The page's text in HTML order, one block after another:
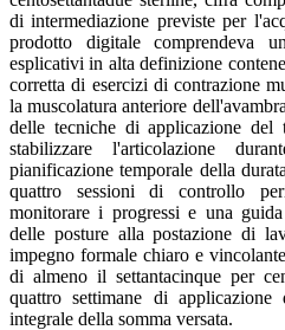
di intermediazione previste per
prodotto digitale comprendeva
esplicativi in alta definizione
corretta di esercizi di contrazione
la muscolatura anteriore
delle tecniche di applicazione
stabilizzare l'articolazione
pianificazione temporale della
quattro sessioni di controllo
monitorare i progressi e una
delle posture alla postazione di
impegno formale chiaro e
di almeno il settantacinque per
quattro settimane di
integrale della somma versata.